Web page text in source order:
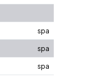
spa
spa
spa